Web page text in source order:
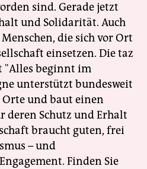
sind. Gerade jetzt
und Solidarität. Auch
die sich vor Ort
einsetzen. Die taz
"Alles beginnt im
unterstützt bundesweit
und baut einen
deren Schutz und Erhalt
braucht guten, frei
– und
Finden Sie